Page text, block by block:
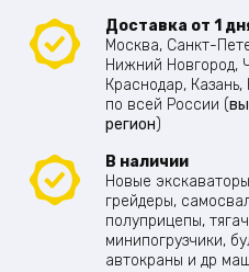
Доставка от 1
Москва, Санкт-
Нижний Новгород,
Краснодар,
по всей России (
регион)
В наличии
Новые
грейдеры,
полуприцепы,
минипогрузчики,
автокраны и др